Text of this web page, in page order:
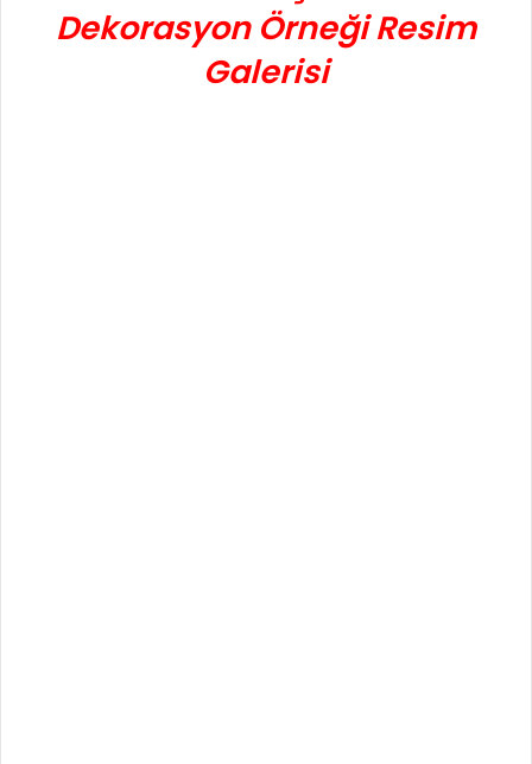
Dekorasyon Örneği Resim
Galerisi